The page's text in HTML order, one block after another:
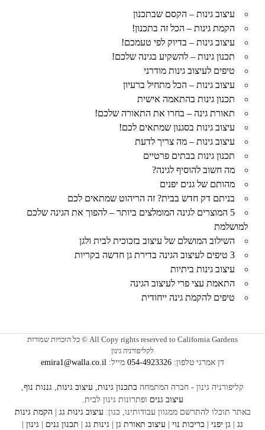
עיצוב גינות – הקסם שבתכנון
הקמת גינות – הכל זה בתכנון!
עיצוב גינות – בדיוק לפי טעמכם!
תכנון גינות – להשקיע בגינה שלכם!
טיפים לעיצוב גינות מודרני
עיצוב גינות – הכל מתחיל ברעיון
תכנון גינות בהתאמה אישית
תאורת גינה – בחרו את התאורה שלכם!
עיצוב גינות בסגנון שמתאים לכם!
עיצוב גינות – מה צריך לדעת
תכנון גינות בבתים פרטיים
מה חשוב להוסיף לגינה?
מהותם של גנים יפנים
בניתם דק חדש בבית? זה הריהוט שמתאים לכם
5 המוצרים לגינה המומלצים ביותר – להפוך את הגינה שלכם
למושלמת
השילוב המושלם של עיצוב בזכוכית לבית ולגן
3 טיפים לעיצוב הגינה בדירת גן חדשה בקריות
עיצוב גינות ביתיות
התאמת עצי פרי לעיצוב הגינה
טיפים להקמת גינה ייחודית
All Copy rights reserved to California Gardens © כל הזכויות שמורות
לקליפורניה גינון
דן אמרגי טלפון: 054-4923326 מייל: emira1@walla.co.il
קליפורניה גינון - חברה המתמחה בתכנון גינות עיצוב גינות גננות נוף
עיצוב גנים ופתרונות גינון לבית.
באתר תוכלו להתרשם ממגוון עבודותינו, כגון: עיצוב גינות גג
הקמת גינות
גג
גן יפני בריכות נוי עיצוב תאורת גן גינות גג תכנון גנים גינון